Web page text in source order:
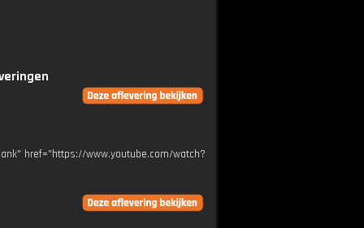
href="https://www.youtube.com/watch?